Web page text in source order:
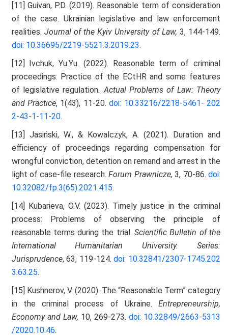
[11] Guivan, P.D. (2019). Reasonable term of consideration
of the case. Ukrainian legislative and law enforcement
realities. Journal of the Kyiv University of Law, 3, 144-149.
doi: 10.36695/2219-5521.3.2019.23.
[12] Ivchuk, Yu.Yu. (2022). Reasonable term of criminal
proceedings: Practice of the ECtHR and some features
of legislative regulation. Actual Problems of Law: Theory
and Practice, 1(43), 11-20.doi: 10.33216/2218-5461- 202
2-43-1-11-20.
[13] Jasiński, W., & Kowalczyk, A. (2021). Duration and
efficiency of proceedings regarding compensation for
wrongful conviction, detention on remand and arrest in the
light of case-file research.Forum Prawnicze,3, 70-86.doi:
10.32082/fp.3(65).2021.415.
[14] Kubarieva, O.V. (2023). Timely justice in the criminal
process: Problems of observing the principle of
reasonable terms during the trial.Scientific Bulletin of the
International Humanitarian University. Series:
Jurisprudence, 63, 119-124.doi: 10.32841/2307-1745.202
3.63.25.
[15] Kushnerov, V. (2020). The “Reasonable Term” category
in the criminal process of Ukraine. Entrepreneurship,
Economy and Law, 10, 269-273. doi: 10.32849/2663-5313
/2020.10.46.